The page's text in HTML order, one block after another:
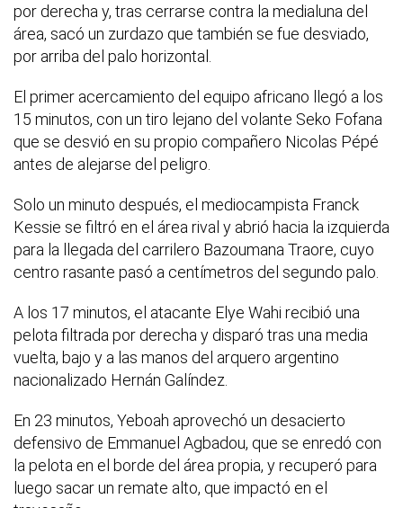
por derecha y, tras cerrarse contra la medialuna del
área, sacó un zurdazo que también se fue desviado,
por arriba del palo horizontal.
El primer acercamiento del equipo africano llegó a los
15 minutos, con un tiro lejano del volante Seko Fofana
que se desvió en su propio compañero Nicolas Pépé
antes de alejarse del peligro.
Solo un minuto después, el mediocampista Franck
Kessie se filtró en el área rival y abrió hacia la izquierda
para la llegada del carrilero Bazoumana Traore, cuyo
centro rasante pasó a centímetros del segundo palo.
A los 17 minutos, el atacante Elye Wahi recibió una
pelota filtrada por derecha y disparó tras una media
vuelta, bajo y a las manos del arquero argentino
nacionalizado Hernán Galíndez.
En 23 minutos, Yeboah aprovechó un desacierto
defensivo de Emmanuel Agbadou, que se enredó con
la pelota en el borde del área propia, y recuperó para
luego sacar un remate alto, que impactó en el